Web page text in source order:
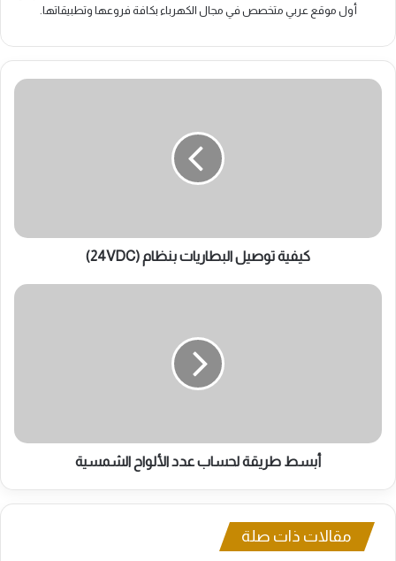
أول موقع عربي متخصص في مجال الكهرباء بكافة فروعها وتطبيقاتها.
كيفية
كيفية توصيل البطاريات بنظام (24VDC)
أبسط
أبسط طريقة لحساب عدد الألواح الشمسية
مقالات ذات صلة